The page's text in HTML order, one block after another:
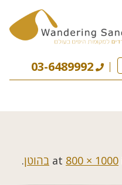
03-6489992
800 × 1000 בהוטן.